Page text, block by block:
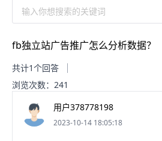
输入你想搜索的关键词
fb独立站广告推广怎么分析数据？
共计1个回答
浏览次数：241
用户378778198
2023-10-14 18:05:18